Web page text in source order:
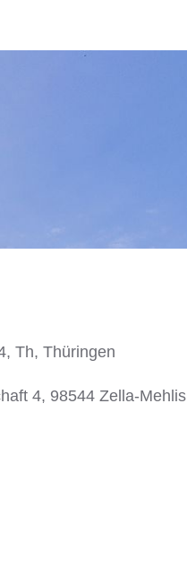
Th, Thüringen
4, 98544 Zella-Mehlis